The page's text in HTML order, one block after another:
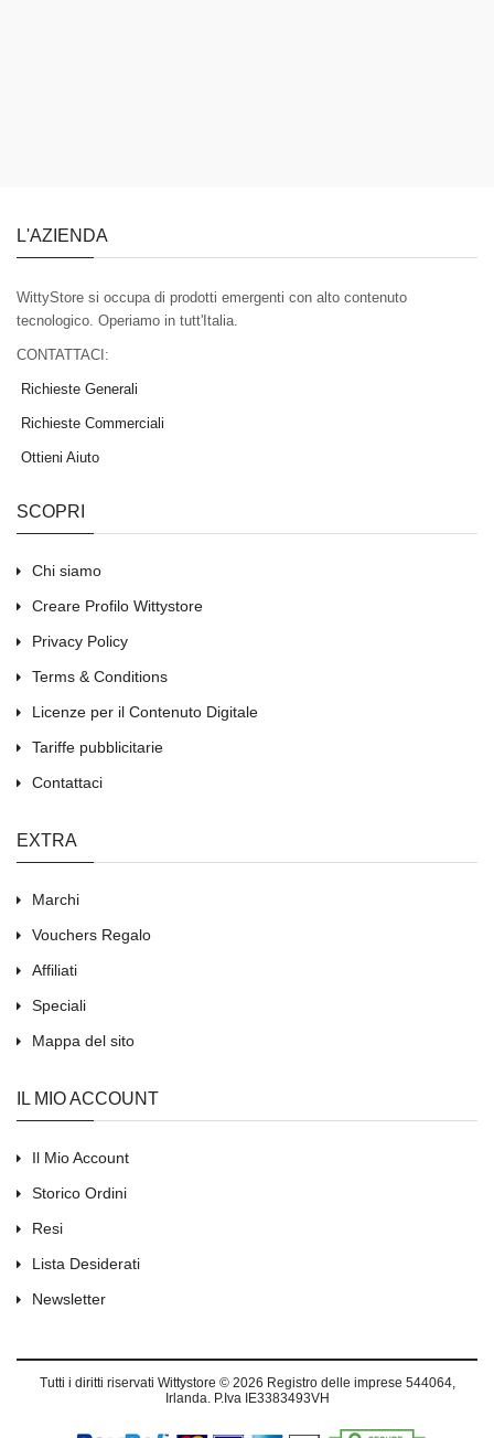
L'AZIENDA
WittyStore si occupa di prodotti emergenti con alto contenuto
tecnologico. Operiamo in tutt'Italia.
CONTATTACI:
Richieste Generali
Richieste Commerciali
Ottieni Aiuto
SCOPRI
Chi siamo
Creare Profilo Wittystore
Privacy Policy
Terms & Conditions
Licenze per il Contenuto Digitale
Tariffe pubblicitarie
Contattaci
EXTRA
Marchi
Vouchers Regalo
Affiliati
Speciali
Mappa del sito
IL MIO ACCOUNT
Il Mio Account
Storico Ordini
Resi
Lista Desiderati
Newsletter
Tutti i diritti riservati Wittystore © 2026 Registro delle imprese 544064,
Irlanda. P.Iva IE3383493VH